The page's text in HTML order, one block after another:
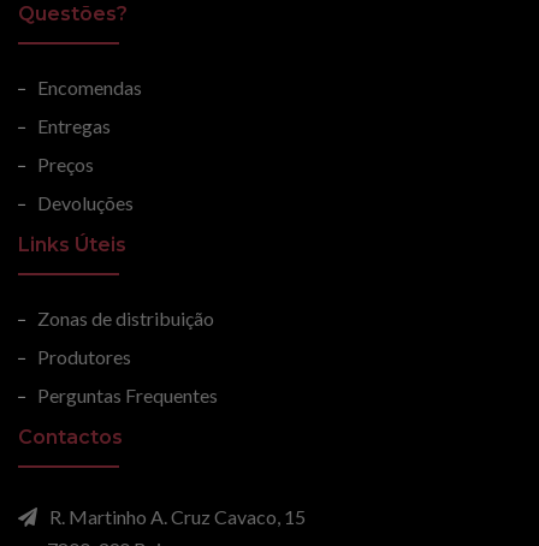
Questões?
Encomendas
Entregas
Preços
Devoluções
Links Úteis
Zonas de distribuição
Produtores
Perguntas Frequentes
Contactos
R. Martinho A. Cruz Cavaco, 15